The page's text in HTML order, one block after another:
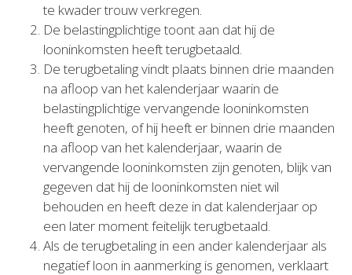
te kwader trouw verkregen.
De belastingplichtige toont aan dat hij de
looninkomsten heeft terugbetaald.
De terugbetaling vindt plaats binnen drie maanden
na afloop van het kalenderjaar waarin de
belastingplichtige vervangende looninkomsten
heeft genoten, of hij heeft er binnen drie maanden
na afloop van het kalenderjaar, waarin de
vervangende looninkomsten zijn genoten, blijk van
gegeven dat hij de looninkomsten niet wil
behouden en heeft deze in dat kalenderjaar op
een later moment feitelijk terugbetaald.
Als de terugbetaling in een ander kalenderjaar als
negatief loon in aanmerking is genomen, verklaart